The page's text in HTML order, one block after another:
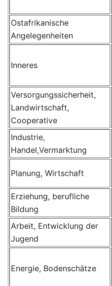
Ostafrikanische
Angelegenheiten
Inneres
Versorgungssicherheit,
Landwirtschaft,
Cooperative
Industrie,
Handel,Vermarktung
Planung, Wirtschaft
Erziehung, berufliche
Bildung
Arbeit, Entwicklung der
Jugend
Energie, Bodenschätze